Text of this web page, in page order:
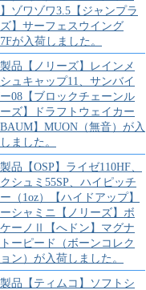
ゾワゾワ3.5【ジャンプラ
】サーフェスウイング
が入荷しました。
品【ノリーズ】レインメ
ュキャップ11、サンバイ
08【ブロックチェーンル
ズ】ドラフトウェイカー
BAUM】MUON（無音）が入
ました。
品【OSP】ライゼ110HF、
シュミ55SP、ハイピッチ
（1oz）【ハイドアップ】
シャミニ【ノリーズ】ボ
ーノⅡ【へドン】マグナ
ーピード（ボーンコレク
ン）が入荷しました。
品【ティムコ】ソフトシ